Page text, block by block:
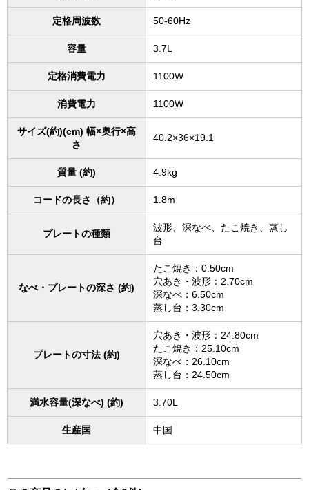
定格周波数 50-60Hz
容量 3.7L
定格消費電力 1100W
消費電力 1100W
サイズ(約)(cm) 幅×奥行×高
さ
40.2×36×19.1
質量 (約) 4.9kg
コードの長さ（約） 1.8m
プレートの種類
波形、深なべ、たこ焼き、蒸し
台
なべ・プレートの深さ (約)
たこ焼き：0.50cm
穴あき・波形：2.70cm
深なべ：6.50cm
蒸し台：3.30cm
プレートの寸法 (約)
穴あき・波形：24.80cm
たこ焼き：25.10cm
深なべ：26.10cm
蒸し台：24.50cm
満水容量(深なべ) (約) 3.70L
生産国 中国